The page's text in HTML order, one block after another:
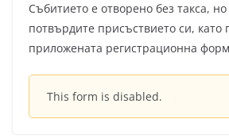
Събитието е отворено без такса,
потвърдите присъствието си, като
приложената регистрационна
This form is disabled.